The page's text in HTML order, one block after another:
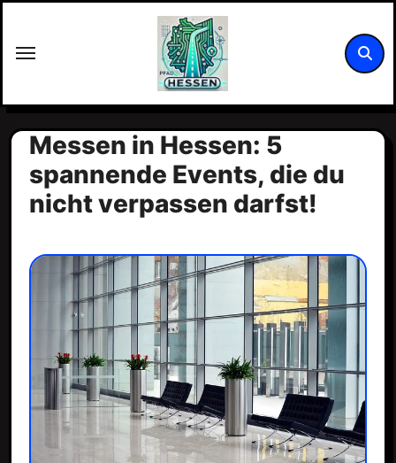
springen
Messen in Hessen: 5
spannende Events, die du
nicht verpassen darfst!